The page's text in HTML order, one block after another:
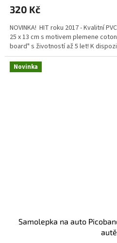
320 Kč
NOVINKA! HIT roku 2017 - Kvalitní
25 x 13 cm s motivem plemene
board" s životností až 5 let! K
Novinka
Samolepka na auto
autě